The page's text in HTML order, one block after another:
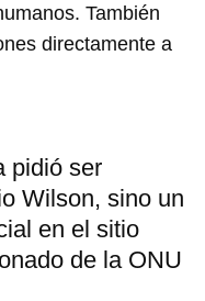
También
directamente a
pidió ser
Wilson, sino un
en el sitio
de la ONU